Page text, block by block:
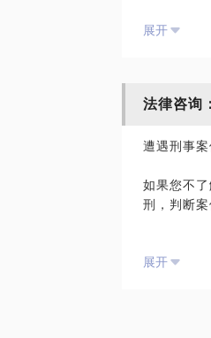
学员参考
签订相关
叶斌律师
话题标签：
刑事风险/
【在行郑
学员参考
展开
法律咨询
遭遇刑事
如果您不
刑，判断案
刑、无罪或
展开